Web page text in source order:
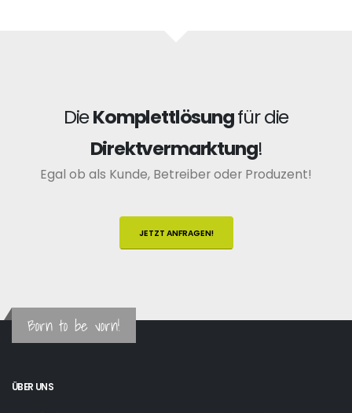
DieKomplettlösungfür die
Direktvermarktung!
Egal ob als Kunde, Betreiber oder Produzent!
JETZT ANFRAGEN!
Born to be vorn!
ÜBER UNS